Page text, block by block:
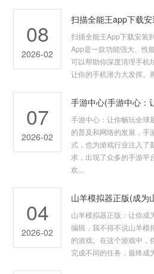
08
2026-02
扫描全能王App下载安装
App是一款功能强大、性
可以帮助你深度清理手机
让你的手机潜力大发挥。
07
2026-02
手游中心：让你畅玩全球
的普及和网络的发展，手
式，也为游戏行业注入了
求，出现了众多的手游平
欢...
04
2026-02
山羊模拟器正版：让你成
编辑，我不得不说山羊模
的游戏。在这个游戏中，
完成不同的任务，最终成